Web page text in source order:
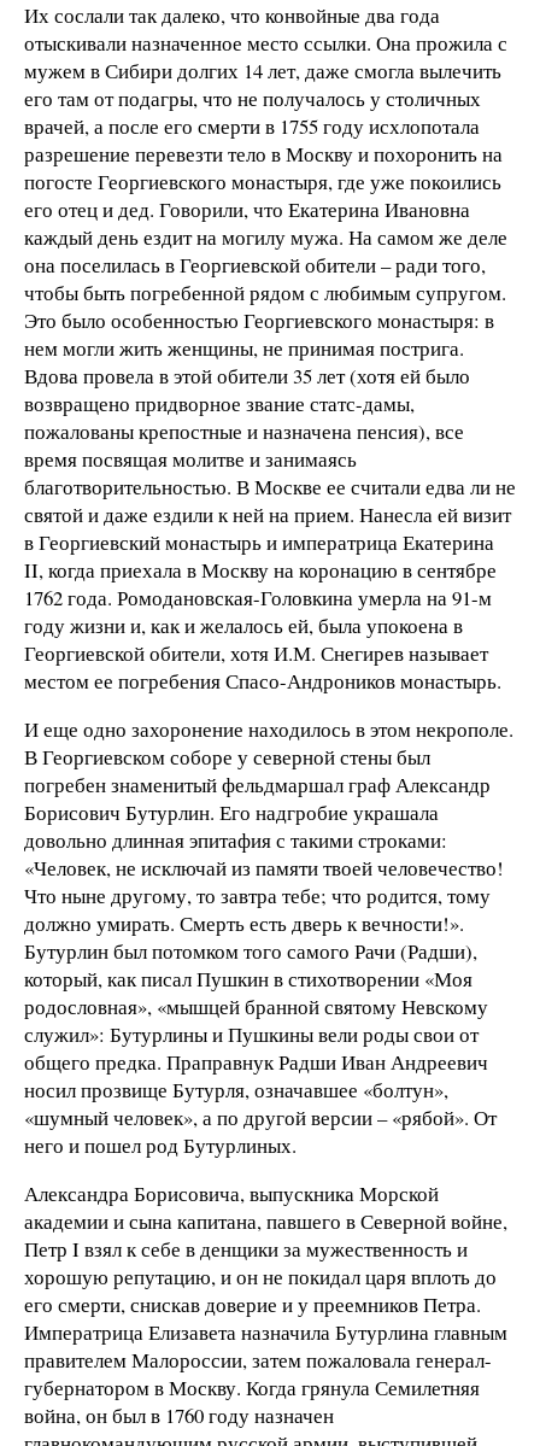
Их сослали так далеко, что конвойные два года
отыскивали назначенное место ссылки. Она прожила с
мужем в Сибири долгих 14 лет, даже смогла вылечить
его там от подагры, что не получалось у столичных
врачей, а после его смерти в 1755 году исхлопотала
разрешение перевезти тело в Москву и похоронить на
погосте Георгиевского монастыря, где уже покоились
его отец и дед. Говорили, что Екатерина Ивановна
каждый день ездит на могилу мужа. На самом же деле
она поселилась в Георгиевской обители – ради того,
чтобы быть погребенной рядом с любимым супругом.
Это было особенностью Георгиевского монастыря: в
нем могли жить женщины, не принимая пострига.
Вдова провела в этой обители 35 лет (хотя ей было
возвращено придворное звание статс-дамы,
пожалованы крепостные и назначена пенсия), все
время посвящая молитве и занимаясь
благотворительностью. В Москве ее считали едва ли не
святой и даже ездили к ней на прием. Нанесла ей визит
в Георгиевский монастырь и императрица Екатерина
II, когда приехала в Москву на коронацию в сентябре
1762 года. Ромодановская-Головкина умерла на 91-м
году жизни и, как и желалось ей, была упокоена в
Георгиевской обители, хотя И.М. Снегирев называет
местом ее погребения Спасо-Андроников монастырь.
И еще одно захоронение находилось в этом некрополе.
В Георгиевском соборе у северной стены был
погребен знаменитый фельдмаршал граф Александр
Борисович Бутурлин. Его надгробие украшала
довольно длинная эпитафия с такими строками:
«Человек, не исключай из памяти твоей человечество!
Что ныне другому, то завтра тебе; что родится, тому
должно умирать. Смерть есть дверь к вечности!».
Бутурлин был потомком того самого Рачи (Радши),
который, как писал Пушкин в стихотворении «Моя
родословная», «мышцей бранной святому Невскому
служил»: Бутурлины и Пушкины вели роды свои от
общего предка. Праправнук Радши Иван Андреевич
носил прозвище Бутурля, означавшее «болтун»,
«шумный человек», а по другой версии – «рябой». От
него и пошел род Бутурлиных.
Александра Борисовича, выпускника Морской
академии и сына капитана, павшего в Северной войне,
Петр I взял к себе в денщики за мужественность и
хорошую репутацию, и он не покидал царя вплоть до
его смерти, снискав доверие и у преемников Петра.
Императрица Елизавета назначила Бутурлина главным
правителем Малороссии, затем пожаловала генерал-
губернатором в Москву. Когда грянула Семилетняя
война, он был в 1760 году назначен